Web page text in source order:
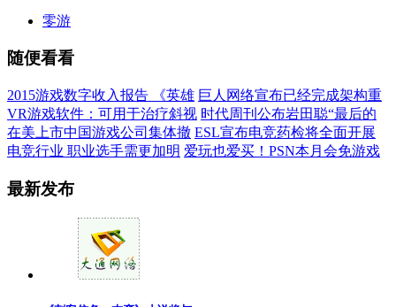
零游
随便看看
2015游戏数字收入报告 《英雄 巨人网络宣布已经完成架构重
VR游戏软件：可用于治疗斜视 时代周刊公布岩田聪“最后的
在美上市中国游戏公司集体撤 ESL宣布电竞药检将全面开展
电竞行业 职业选手需更加明 爱玩也爱买！PSN本月会免游戏
最新发布